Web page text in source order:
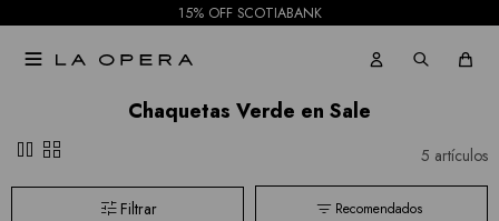
15% OFF SCOTIABANK

Chaquetas Verde en Sale
pause grid_view 5 artículos
Recomendados